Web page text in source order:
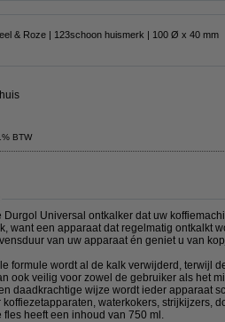
& Roze | 123schoon huismerk | 100 Ø x 40 mm
BTW
Durgol Universal ontkalker dat uw
want een apparaat dat regelmatig ontkalkt
van uw apparaat én geniet u van
formule wordt al de kalk verwijderd, terwijl
ook veilig voor zowel de gebruiker als het
daadkrachtige wijze wordt ieder apparaat
koffiezetapparaten, waterkokers, strijkijzers,
fles heeft een inhoud van 750 ml.